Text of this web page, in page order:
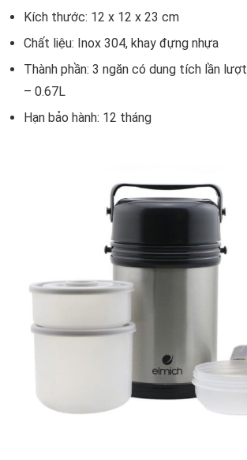
Kích thước: 12 x 12 x 23 cm
Chất liệu: Inox 304, khay đựng nhựa
Thành phần: 3 ngăn có dung tích lần
– 0.67L
Hạn bảo hành: 12 tháng